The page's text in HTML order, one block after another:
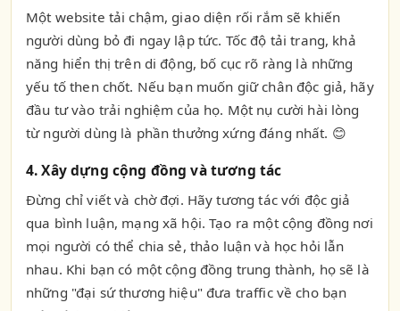
Một website tải chậm, giao diện rối rắm sẽ khiến
người dùng bỏ đi ngay lập tức. Tốc độ tải trang, khả
năng hiển thị trên di động, bố cục rõ ràng là những
yếu tố then chốt. Nếu bạn muốn giữ chân độc giả, hãy
đầu tư vào trải nghiệm của họ. Một nụ cười hài lòng
từ người dùng là phần thưởng xứng đáng nhất. 😊
4. Xây dựng cộng đồng và tương tác
Đừng chỉ viết và chờ đợi. Hãy tương tác với độc giả
qua bình luận, mạng xã hội. Tạo ra một cộng đồng nơi
mọi người có thể chia sẻ, thảo luận và học hỏi lẫn
nhau. Khi bạn có một cộng đồng trung thành, họ sẽ là
những "đại sứ thương hiệu" đưa traffic về cho bạn